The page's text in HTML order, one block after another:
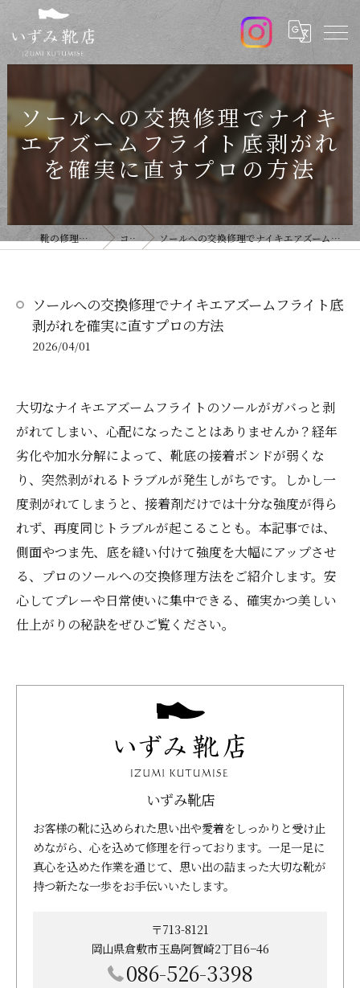
ソールへの交換修理でナイキ
エアズームフライト底剥がれ
を確実に直すプロの方法
靴の修理ならいずみ靴店 コラム ソールへの交換修理でナイキエアズームフライト底剥がれを確実に直すプロの方法
ソールへの交換修理でナイキエアズームフライト底
剥がれを確実に直すプロの方法
2026/04/01
大切なナイキエアズームフライトのソールがガバっと剥
がれてしまい、心配になったことはありませんか？経年
劣化や加水分解によって、靴底の接着ボンドが弱くな
り、突然剥がれるトラブルが発生しがちです。しかし一
度剥がれてしまうと、接着剤だけでは十分な強度が得ら
れず、再度同じトラブルが起こることも。本記事では、
側面やつま先、底を縫い付けて強度を大幅にアップさせ
る、プロのソールへの交換修理方法をご紹介します。安
心してプレーや日常使いに集中できる、確実かつ美しい
仕上がりの秘訣をぜひご覧ください。
いずみ靴店
お客様の靴に込められた思い出や愛着をしっかりと受け止
めながら、心を込めて修理を行っております。一足一足に
真心を込めた作業を通じて、思い出の詰まった大切な靴が
持つ新たな一歩をお手伝いいたします。
〒713-8121
岡山県倉敷市玉島阿賀崎2丁目6−46
086-526-3398